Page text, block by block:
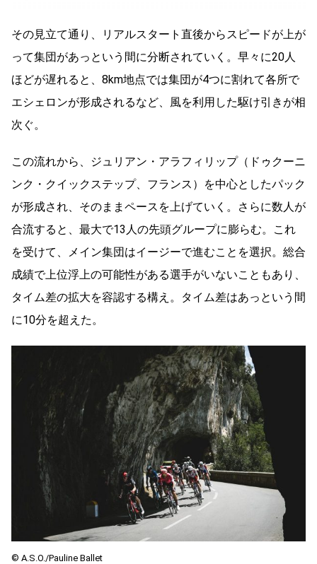
その見立て通り、リアルスタート直後からスピードが上が
って集団があっという間に分断されていく。早々に20人
ほどが遅れると、 8km地点では集団が4つに割れて各所で
エシェロンが形成されるなど、風を利用した駆け引きが相
次ぐ。
この流れから、ジュリアン・アラフィリップ（ドゥクーニ
ンク・クイックステップ、フランス）を中心としたパック
が形成され、そのままペースを上げていく。さらに数人が
合流すると、最大で13 人の先頭グループに膨らむ。これ
を受けて、メイン集団はイージーで進むことを選択。総合
成績で上位浮上の可能性がある選手がいないこともあり、
タイム差の拡大を容認する構え。タイム差はあっという間
に10分を超えた。
©︎ A.S.O./Pauline Ballet